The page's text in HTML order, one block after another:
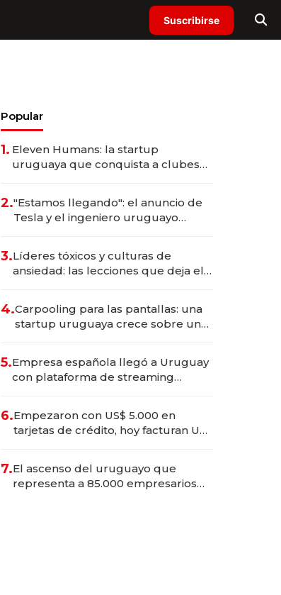
Suscribirse
Popular
1. Eleven Humans: la startup
uruguaya que conquista a clubes
radar
2."Estamos llegando": el anuncio de
Tesla y el ingeniero uruguayo
3.Líderes tóxicos y culturas de
ansiedad: las lecciones que deja el
4.Carpooling para las pantallas: una
startup uruguaya crece sobre un
5.Empresa española llegó a Uruguay
con plataforma de streaming
más de US$ 1 millón durante 2026
6.Empezaron con US$ 5.000 en
tarjetas de crédito, hoy facturan US$
repartidores de aplicaciones
7.El ascenso del uruguayo que
representa a 85.000 empresarios